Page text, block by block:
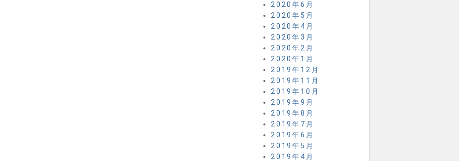
2020年6月
2020年5月
2020年4月
2020年3月
2020年2月
2020年1月
2019年12月
2019年11月
2019年10月
2019年9月
2019年8月
2019年7月
2019年6月
2019年5月
2019年4月